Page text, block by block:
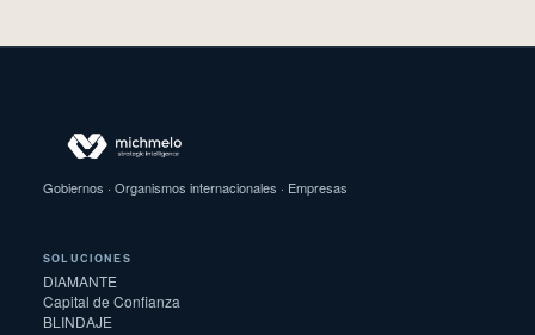
Gobiernos · Organismos internacionales · Empresas
SOLUCIONES
DIAMANTE
Capital de Confianza
BLINDAJE